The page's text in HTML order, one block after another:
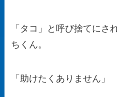
「タコ」と呼び捨てにさ
ちくん。
「助けたくありません」